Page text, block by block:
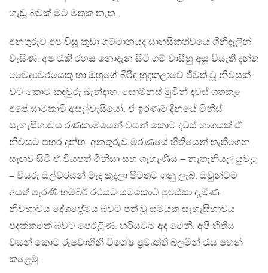
හැඬූ බවක් මට මතක නැත.
අනතුරුව අප විසූ කුඩා ගම්මානයද සාහසිකත්වයේ ගිනිදැලින්
වැසිණ. අප රැකි රහස නොදැන සිටි ගම් වාසීහු අසූ වියැති දන්ත
වෛද්‍යවරයෙකු හා ඔහුගේ බිරිඳ හුදකලාවේ ජීවත් වූ නිවසක්
වට කොට කඳවුරු බැන්දාහ. සොම්නස් මුවින් දවස් ගතකළ
අපේ සාමකාමී අසල්වැසියෝ, ඒ ඉරණම් දිනයේ මිනිස්
සැහැසිභාවය රණකාමයෙන් වසන් කොට දවස් භාගයක් ඒ
නිවසට පහර දුන්හ. අනතුරුව මරණයේ භීතියෙන් තැතිගෙන
සැඟව සිටි ඒ වියපත් මිනිසා සහ ගැහැණිය – නැතෑනියල් යුවළ
– වියරු ඔල්වරසන් මැද කුදලා පිටතට ගනු ලැබ, ඔවුන්ටම
අයත් පැරණි හම්බර් රථයට යටකොට පුළුස්සා දැමිණ.
නීචභාවය දේශප්‍රේමය බවට පත් වූ සමයක සැහැසිභාවය
පදක්කමක් බවට පෙරළිණ. හරියටම අද මෙනි. අපි භීතිය
වසන් කොට රූපවාහිනී විශේෂ ප්‍රවෘත්ති බලමින් රැය පහන්
කළෙමු.